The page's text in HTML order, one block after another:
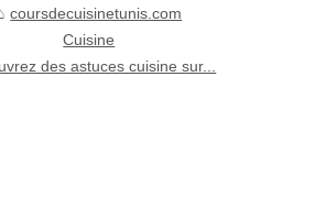
coursdecuisinetunis.com
Cuisine
des astuces cuisine sur...